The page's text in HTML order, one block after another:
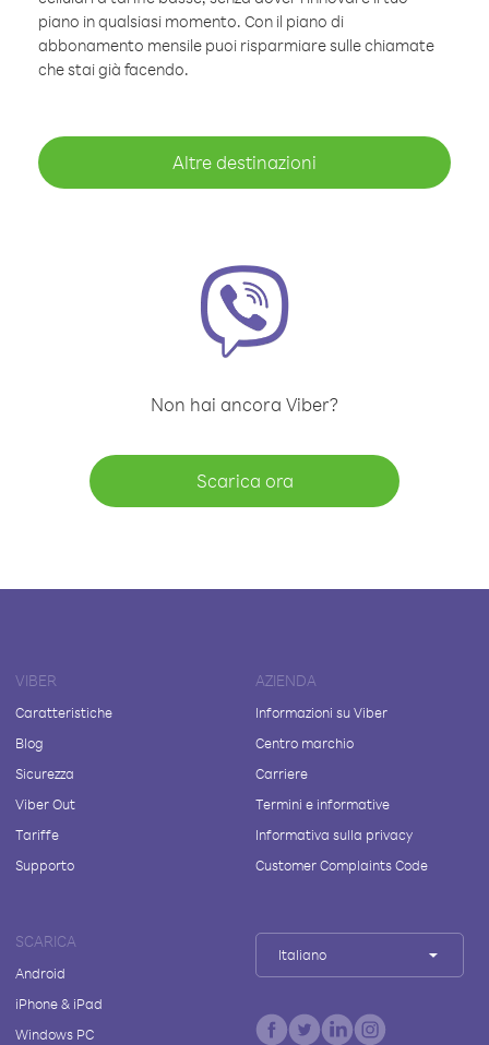
piano in qualsiasi momento. Con il piano di
abbonamento mensile puoi risparmiare sulle chiamate
che stai già facendo.
Altre destinazioni
Non hai ancora Viber?
Scarica ora
VIBER
Caratteristiche
Blog
Sicurezza
Viber Out
Tariffe
Supporto
AZIENDA
Informazioni su Viber
Centro marchio
Carriere
Termini e informative
Informativa sulla privacy
Customer Complaints Code
SCARICA
Android
iPhone & iPad
Windows PC
Italiano